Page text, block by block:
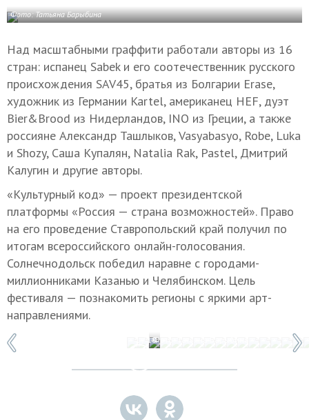
Фото: Татьяна Барыбина
Над масштабными граффити работали авторы из 16
стран: испанец Sabek и его соотечественник русского
происхождения SAV45, братья из Болгарии Erase,
художник из Германии Kartel, американец HEF, дуэт
Bier&Brood из Нидерландов, INO из Греции, а также
россияне Александр Ташлыков, Vasyabasyo, Robe, Luka
и Shozy, Саша Купалян, Natalia Rak, Pastel, Дмитрий
Калугин и другие авторы.
«Культурный код» — проект президентской
платформы «Россия — страна возможностей». Право
на его проведение Ставропольский край получил по
итогам всероссийского онлайн-голосования.
Солнечнодольск победил наравне с городами-
миллионниками Казанью и Челябинском. Цель
фестиваля — познакомить регионы с яркими арт-
направлениями.
Фото: Татьяна Барыбина
1 / 18